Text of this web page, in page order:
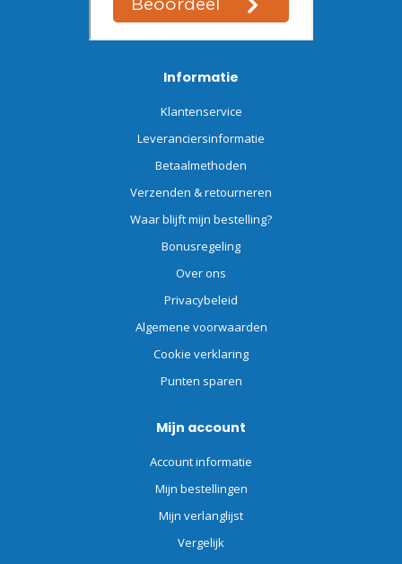
Informatie
Klantenservice
Leveranciersinformatie
Betaalmethoden
Verzenden & retourneren
Waar blijft mijn bestelling?
Bonusregeling
Over ons
Privacybeleid
Algemene voorwaarden
Cookie verklaring
Punten sparen
Mijn account
Account informatie
Mijn bestellingen
Mijn verlanglijst
Vergelijk